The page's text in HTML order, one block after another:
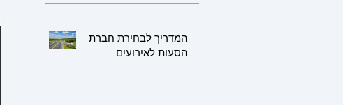
המדריך לבחירת חברת
הסעות לאירועים